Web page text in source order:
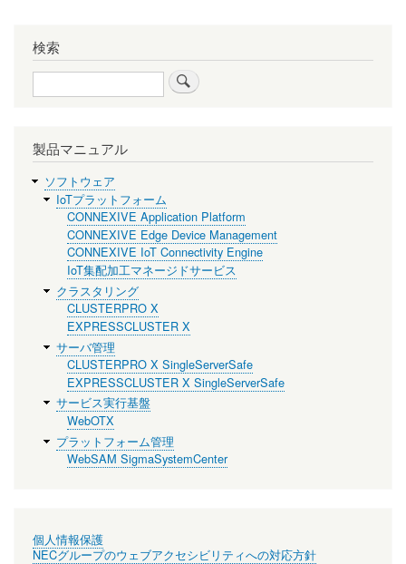
検索
検
索
製品マニュアル
ソフトウェア
IoTプラットフォーム
CONNEXIVE Application Platform
CONNEXIVE Edge Device Management
CONNEXIVE IoT Connectivity Engine
IoT集配加工マネージドサービス
クラスタリング
CLUSTERPRO X
EXPRESSCLUSTER X
サーバ管理
CLUSTERPRO X SingleServerSafe
EXPRESSCLUSTER X SingleServerSafe
サービス実行基盤
WebOTX
プラットフォーム管理
WebSAM SigmaSystemCenter
個人情報保護
NECグループのウェブアクセシビリティへの対応方針